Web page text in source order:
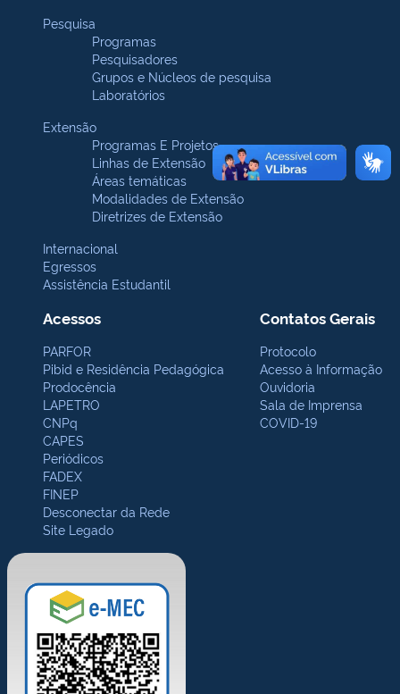
Pesquisa
Programas
Pesquisadores
Grupos e Núcleos de pesquisa
Laboratórios
Extensão
Programas E Projetos
Linhas de Extensão
Áreas temáticas
Modalidades de Extensão
Diretrizes de Extensão
Internacional
Egressos
Assistência Estudantil
Acessos
PARFOR
Pibid e Residência Pedagógica
Prodocência
LAPETRO
CNPq
CAPES
Periódicos
FADEX
FINEP
Desconectar da Rede
Site Legado
Contatos Gerais
Protocolo
Acesso à Informação
Ouvidoria
Sala de Imprensa
COVID-19